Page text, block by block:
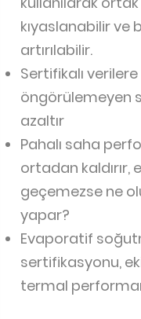
kıyaslanabilir ve
artırılabilir.
Sertifikalı
öngörülemeyen
azaltır
Pahalı saha
ortadan
geçemezse ne
yapar?
Evaporatif
sertifikasyonu,
termal